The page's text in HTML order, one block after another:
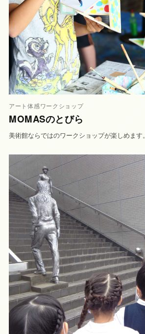
アート体感ワークショップ
MOMASのとびら
美術館ならではのワークショップが楽しめます。